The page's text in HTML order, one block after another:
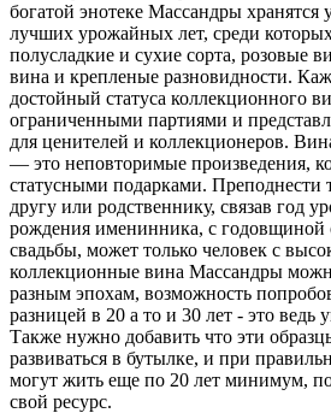
богатой энотеке Массандры хранятся
лучших урожайных лет, среди
полусладкие и сухие сорта, розовые
вина и крепленые разновидности.
достойный статуса коллекционного
ограниченными партиями и
для ценителей и коллекционеров.
— это неповторимые произведения,
статусными подарками. Преподнести
другу или родственнику, связав год
рождения именинника, с
свадьбы, может только человек с
коллекционные вина Массандры
разным эпохам, возможность
разницей в 20 а то и 30 лет - это ведь
Также нужно добавить что эти
развиваться в бутылке, и при
могут жить еще по 20 лет минимум,
свой ресурс.